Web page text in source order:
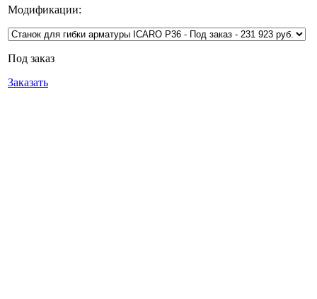
Модификации:
Под заказ
Заказать